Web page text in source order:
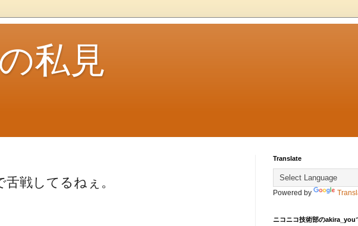
私見
戦してるねぇ。
Translate
Powered by
ニコニコ技術部のakira_you